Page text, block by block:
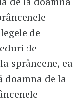
de
de
sprâncene, ea
doamna de la